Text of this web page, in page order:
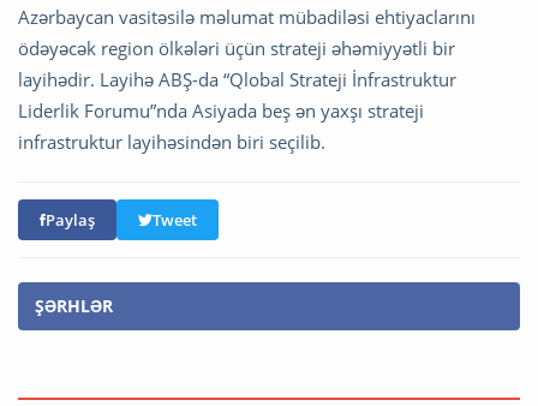
Azərbaycan vasitəsilə məlumat mübadiləsi ehtiyaclarını
ödəyəcək region ölkələri üçün strateji əhəmiyyətli bir
layihədir. Layihə ABŞ-da “Qlobal Strateji İnfrastruktur
Liderlik Forumu”nda Asiyada beş ən yaxşı strateji
infrastruktur layihəsindən biri seçilib.
Paylaş Tweet
ŞƏRHLƏR